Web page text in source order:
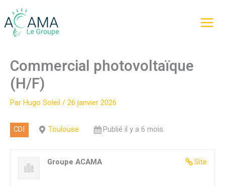
au
contenu
Commercial photovoltaïque
(H/F)
ParHugo Soleil /26 janvier 2026
CDI Toulouse Publié il y a 6 mois
Site
Groupe ACAMA